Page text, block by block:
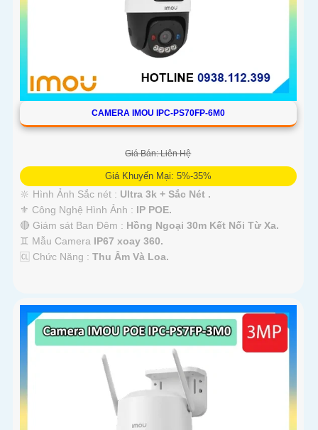
CAMERA IMOU IPC-PS70FP-6M0
Giá Bán: Liên Hệ
Giá Khuyến Mại: 5%-35%
🔆 Hình Ảnh Sắc nét : Ultra 3k + Sắc Nét .
⚜️ Công Nghệ Hình Ảnh : IP POE.
🔴 Giám sát Ban Đêm : Hồng Ngoại 30m Kết Nối Từ Xa.
♊ Mẫu Camera IP67 xoay 360.
️🆑 Chức Năng : Thu Âm Và Loa.